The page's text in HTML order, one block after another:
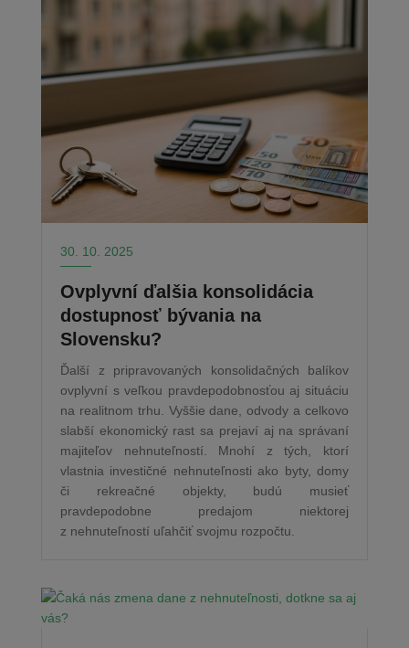
30. 10. 2025
Ovplyvní ďalšia konsolidácia
dostupnosť bývania na
Slovensku?
Ďalší z pripravovaných konsolidačných balíkov
ovplyvní s veľkou pravdepodobnosťou aj situáciu
na realitnom trhu. Vyššie dane, odvody a celkovo
slabší ekonomický rast sa prejaví aj na správaní
majiteľov nehnuteľností. Mnohí z tých, ktorí
vlastnia investičné nehnuteľnosti ako byty, domy
či rekreačné objekty, budú musieť
pravdepodobne predajom niektorej
z nehnuteľností uľahčiť svojmu rozpočtu.